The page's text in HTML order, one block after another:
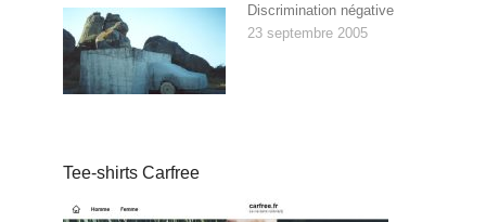
Discrimination négative
23 septembre 2005
Tee-shirts Carfree